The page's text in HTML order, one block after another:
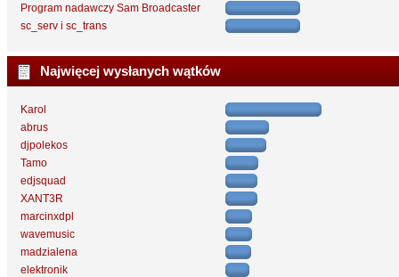
Program nadawczy Sam Broadcaster
sc_serv i sc_trans
Najwięcej wysłanych wątków
Karol
abrus
djpolekos
Tamo
edjsquad
XANT3R
marcinxdpl
wavemusic
madzialena
elektronik